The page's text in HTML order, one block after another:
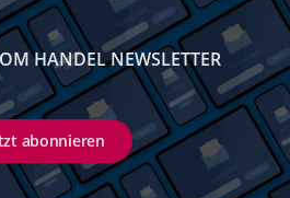
HANDEL NEWSLETTER
abonnieren